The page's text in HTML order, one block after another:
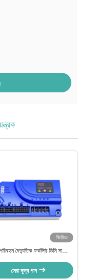
ভিডিও
বৈদ্যুতিক ফর্কলিফ্ট ডিসি সার্ভো
সেরা মূল্য পান